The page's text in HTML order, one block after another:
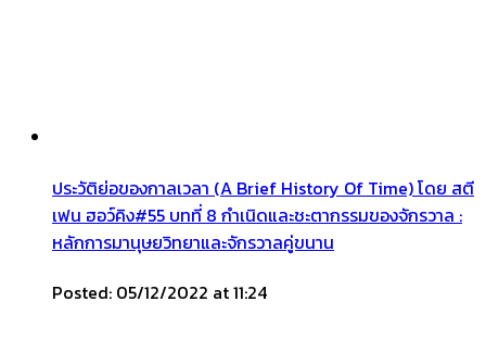
ประวัติย่อของกาลเวลา (A Brief History Of Time) โดย สตี
เฟน ฮอว์คิง#55 บทที่ 8 กำเนิดและชะตากรรมของจักรวาล :
หลักการมานุษยวิทยาและจักรวาลคู่ขนาน
Posted: 05/12/2022 at 11:24